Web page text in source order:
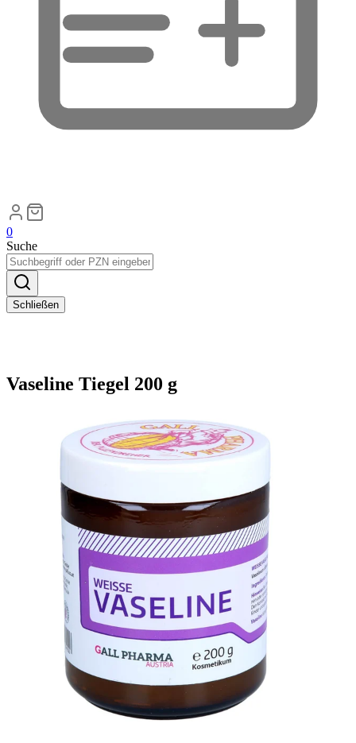
0
Suche
Schließen
Vaseline Tiegel 200 g